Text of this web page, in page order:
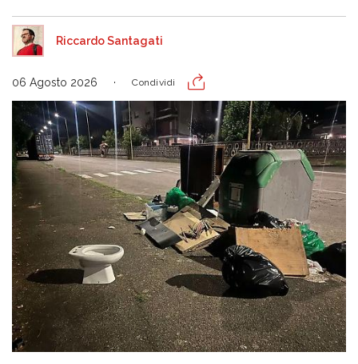
Riccardo Santagati
06 Agosto 2026 Condividi